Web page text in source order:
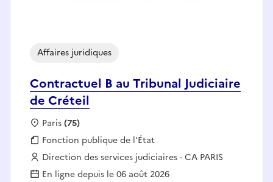
Contractuel B au Tribunal Judiciaire
de Créteil
Affaires juridiques
Localisation :
Paris(75)
Fonction publique :
Fonction publique de l'État
Employeur :
Direction des services judiciaires - CA PARIS
En ligne depuis le 06 août 2026